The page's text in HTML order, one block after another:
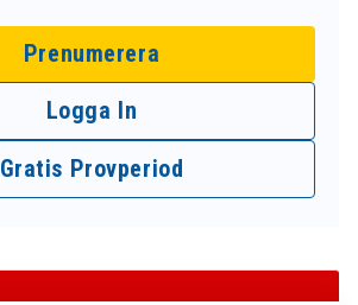
Prenumerera
Logga In
Gratis Provperiod